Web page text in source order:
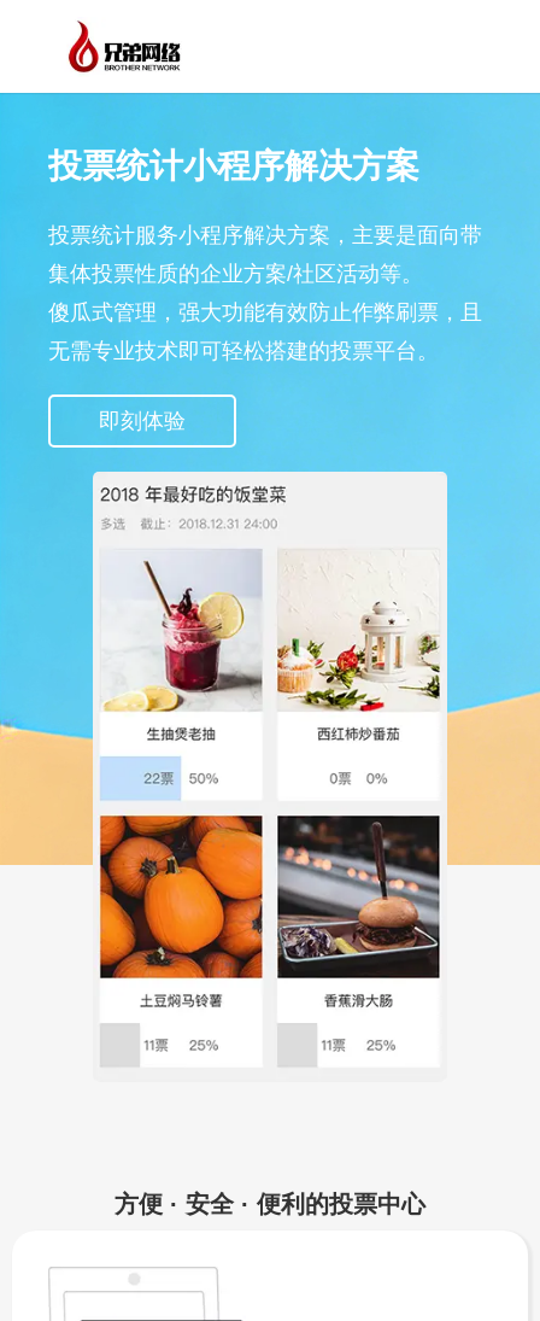
投票统计小程序解决方案
投票统计服务小程序解决方案，主要是面向带
集体投票性质的企业方案/社区活动等。
傻瓜式管理，强大功能有效防止作弊刷票，且
无需专业技术即可轻松搭建的投票平台。
即刻体验
方便 · 安全 · 便利的投票中心